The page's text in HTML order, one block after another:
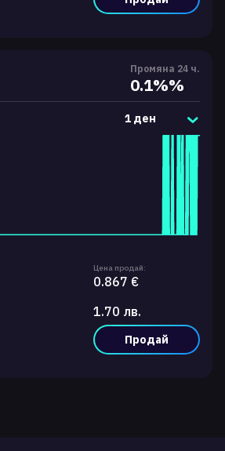
Промяна 24 ч.
0.1%%
1 ден
Цена продай:
0.867 €
1.70 лв.
Продай